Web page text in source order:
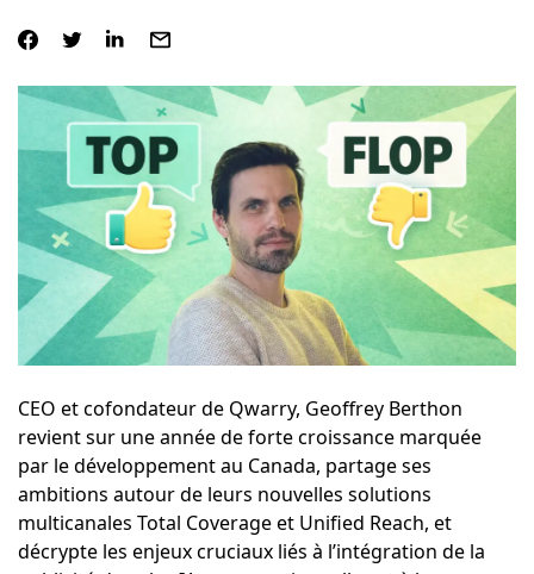
CEO et cofondateur de Qwarry, Geoffrey Berthon
revient sur une année de forte croissance marquée
par le développement au Canada, partage ses
ambitions autour de leurs nouvelles solutions
multicanales Total Coverage et Unified Reach, et
décrypte les enjeux cruciaux liés à l’intégration de la